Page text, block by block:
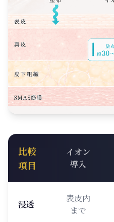
比較
項目
イオン
導入
浸透
表皮内
まで